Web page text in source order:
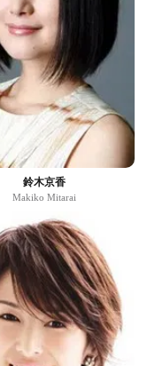
鈴木京香
Makiko Mitarai